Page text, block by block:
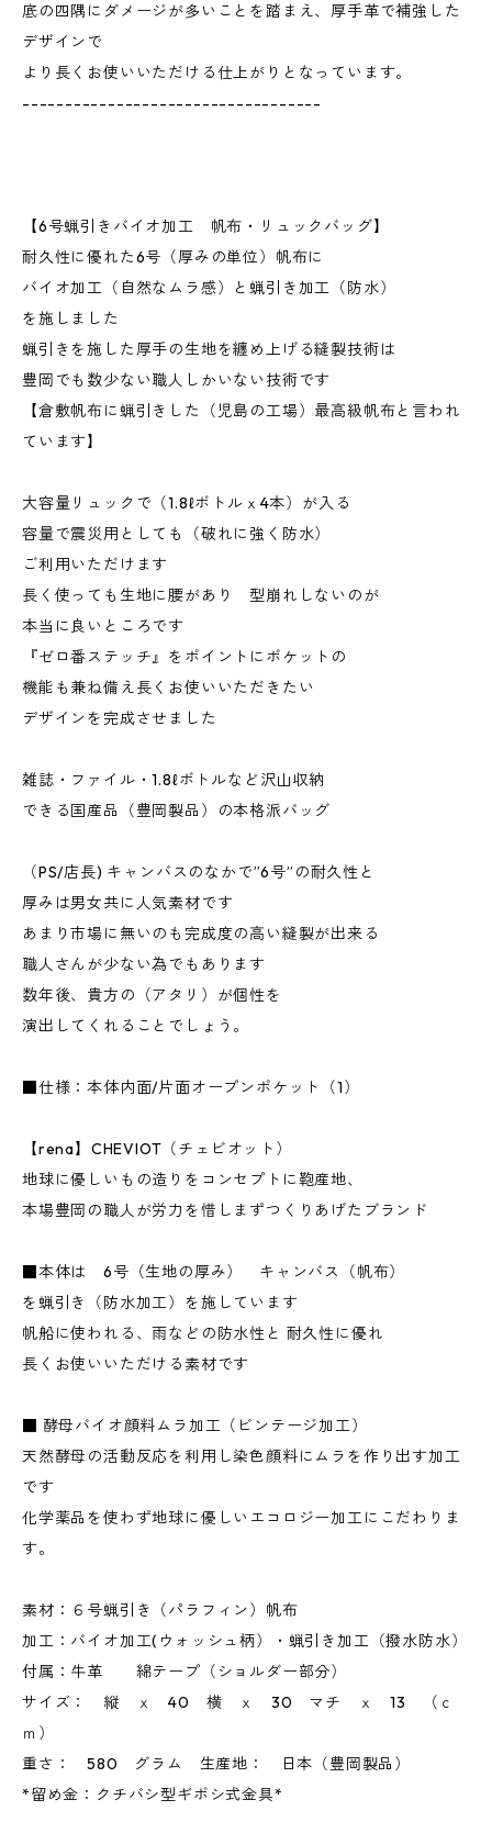
底の四隅にダメージが多いことを踏まえ、厚手革で補強した
デザインで
より長くお使いいただける仕上がりとなっています。
-----------------------------------
【6号蝋引きバイオ加工 帆布・リュックバッグ】
耐久性に優れた6号（厚みの単位）帆布に
バイオ加工（自然なムラ感）と蝋引き加工（防水）
を施しました
蝋引きを施した厚手の生地を纏め上げる縫製技術は
豊岡でも数少ない職人しかいない技術です
【倉敷帆布に蝋引きした（児島の工場）最高級帆布と言われ
ています】
大容量リュックで（1.8ℓボトルｘ4本）が入る
容量で震災用としても（破れに強く防水）
ご利用いただけます
長く使っても生地に腰があり 型崩れしないのが
本当に良いところです
『ゼロ番ステッチ』をポイントにポケットの
機能も兼ね備え長くお使いいただきたい
デザインを完成させました
雑誌・ファイル・1.8ℓボトルなど沢山収納
できる国産品（豊岡製品）の本格派バッグ
（PS/店長) キャンバスのなかで”6号”の耐久性と
厚みは男女共に人気素材です
あまり市場に無いのも完成度の高い縫製が出来る
職人さんが少ない為でもあります
数年後、貴方の（アタリ）が個性を
演出してくれることでしょう。
■仕様：本体内面/片面オープンポケット（1）
【rena】CHEVIOT（チェビオット）
地球に優しいもの造りをコンセプトに鞄産地、
本場豊岡の職人が労力を惜しまずつくりあげたブランド
■本体は 6号（生地の厚み） キャンバス（帆布）
を蝋引き（防水加工）を施しています
帆船に使われる、雨などの防水性と 耐久性に優れ
長くお使いいただける素材です
■ 酵母バイオ顔料ムラ加工（ビンテージ加工）
天然酵母の活動反応を利用し染色顔料にムラを作り出す加工
です
化学薬品を使わず地球に優しいエコロジー加工にこだわりま
す。
素材：６号蝋引き（パラフィン）帆布
加工：バイオ加工(ウォッシュ柄）・蝋引き加工（撥水防水）
付属：牛革 綿テープ（ショルダー部分）
サイズ： 縦 ｘ 40 横 ｘ 30 マチ ｘ 13 （ｃ
ｍ）
重さ： 580 グラム 生産地： 日本（豊岡製品）
*留め金：クチバシ型ギボシ式金具*